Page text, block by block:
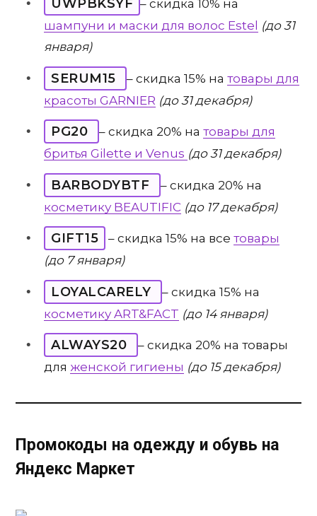
UWPBKSYF – скидка 10% на
шампуни и маски для волос Estel (до 31
января)
SERUM15 – скидка 15% на товары для
красоты GARNIER (до 31 декабря)
PG20 – скидка 20% на товары для
бритья Gilette и Venus (до 31 декабря)
BARBODYBTF
– скидка 20% на
косметику BEAUTIFIC (до 17 декабря)
GIFT15 – скидка 15% на все товары
(до 7 января)
LOYALCARELY
– скидка 15% на
косметику ART&FACT (до 14 января)
ALWAYS20
– скидка 20% на товары
для женской гигиены (до 15 декабря)
Промокоды на одежду и обувь на
Яндекс Маркет